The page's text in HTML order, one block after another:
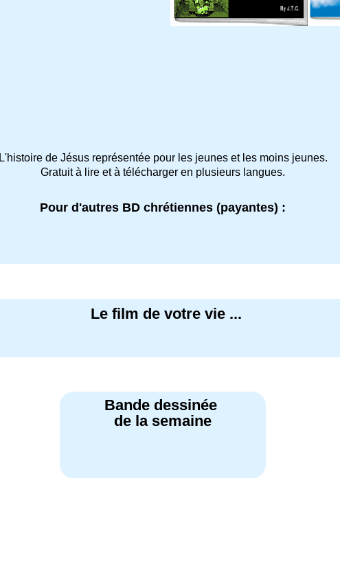
L'histoire de Jésus représentée pour les jeunes et les moins jeunes.
Gratuit à lire et à télécharger en plusieurs langues.
Pour d'autres BD chrétiennes (payantes) :
Le film de votre vie ...
Bande dessinée
de la semaine